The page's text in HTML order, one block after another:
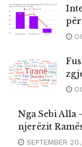
Nga Sebi
njerëzit
SEPTEMBER